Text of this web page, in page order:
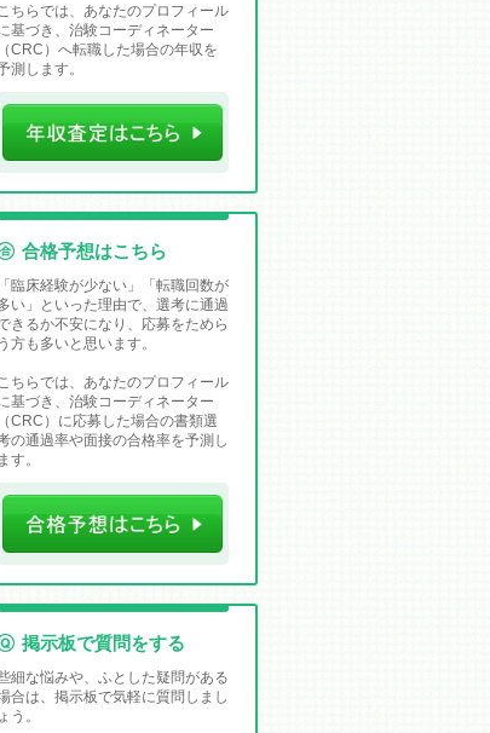
ちらでは、あなたのプロフィール
基づき、治験コーディネーター
（CRC）へ転職した場合の年収を
測します。
合格予想はこちら
「臨床経験が少ない」「転職回数が
い」といった理由で、選考に通過
きるか不安になり、応募をためら
う方も多いと思います。
ちらでは、あなたのプロフィール
基づき、治験コーディネーター
（CRC）に応募した場合の書類選
の通過率や面接の合格率を予測し
ます。
掲示板で質問をする
細な悩みや、ふとした疑問がある
合は、掲示板で気軽に質問しまし
ょう。